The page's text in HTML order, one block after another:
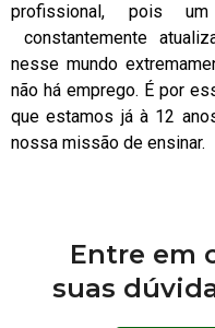
profissional, pois
constantemente
nesse mundo
não há emprego. É por
que estamos já à 12
nossa missão de ensinar.
Entre em
suas